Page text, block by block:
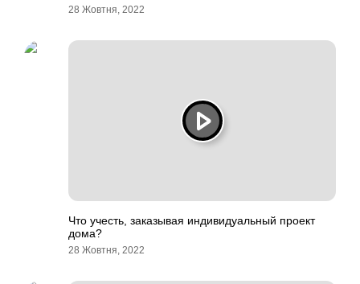
28 Жовтня, 2022
Что учесть, заказывая индивидуальный проект
дома?
28 Жовтня, 2022